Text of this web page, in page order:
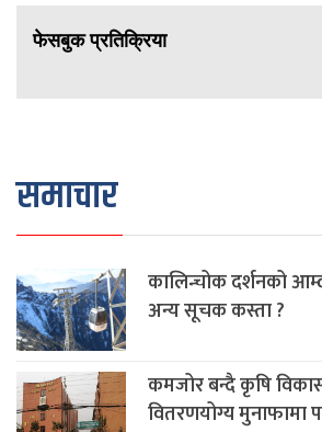
फेसबुक प्रतिक्रिया
समाचार
कालिन्चोक दर्शनको
अन्य सूचक कस्ता ?
कमजोर बन्दै कृषि
वितरणयोग्य मुनाफामा